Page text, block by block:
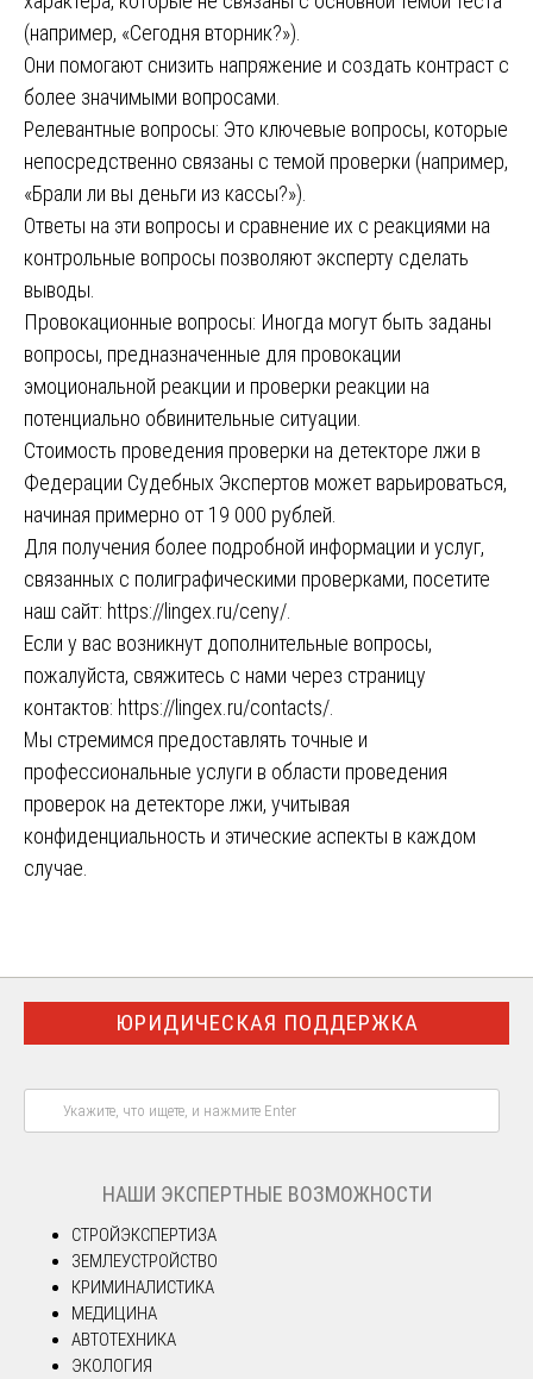
(например, «Сегодня вторник?»).
Они помогают снизить напряжение и создать контраст с
более значимыми вопросами.
Релевантные вопросы: Это ключевые вопросы, которые
непосредственно связаны с темой проверки (например,
«Брали ли вы деньги из кассы?»).
Ответы на эти вопросы и сравнение их с реакциями на
контрольные вопросы позволяют эксперту сделать
выводы.
Провокационные вопросы: Иногда могут быть заданы
вопросы, предназначенные для провокации
эмоциональной реакции и проверки реакции на
потенциально обвинительные ситуации.
Стоимость проведения проверки на детекторе лжи в
Федерации Судебных Экспертов может варьироваться,
начиная примерно от 19 000 рублей.
Для получения более подробной информации и услуг,
связанных с полиграфическими проверками, посетите
наш сайт: https://lingex.ru/ceny/.
Если у вас возникнут дополнительные вопросы,
пожалуйста, свяжитесь с нами через страницу
контактов: https://lingex.ru/contacts/.
Мы стремимся предоставлять точные и
профессиональные услуги в области проведения
проверок на детекторе лжи, учитывая
конфиденциальность и этические аспекты в каждом
случае.
ЮРИДИЧЕСКАЯ ПОДДЕРЖКА
НАШИ ЭКСПЕРТНЫЕ ВОЗМОЖНОСТИ
СТРОЙЭКСПЕРТИЗА
ЗЕМЛЕУСТРОЙСТВО
КРИМИНАЛИСТИКА
МЕДИЦИНА
АВТОТЕХНИКА
ЭКОЛОГИЯ